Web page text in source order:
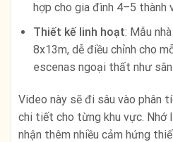
hợp cho gia đình 4–5 thành
Thiết kế linh hoạt: Mẫu
8x13m, dễ điều chỉnh cho
escenas ngoại thất như
Video này sẽ đi sâu vào phân
chi tiết cho từng khu vực. Nhớ
nhận thêm nhiều cảm hứng